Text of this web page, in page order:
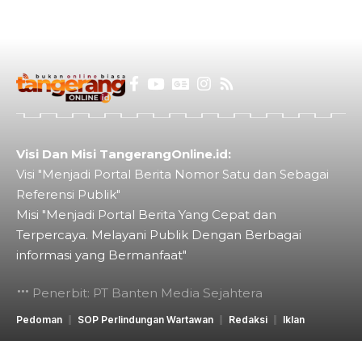
Visi Dan Misi TangerangOnline.id:
Visi "Menjadi Portal Berita Nomor Satu dan Sebagai
Referensi Publik"
Misi "Menjadi Portal Berita Yang Cepat dan
Terpercaya. Melayani Publik Dengan Berbagai
informasi yang Bermanfaat"
Penerbit: PT Banten Media Sejahtera
Pedoman SOP Perlindungan Wartawan Redaksi Iklan